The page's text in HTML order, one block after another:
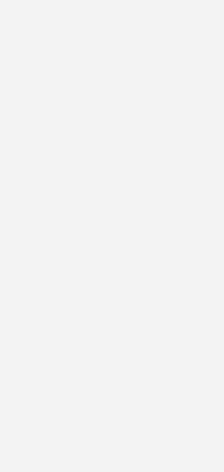
fürs
Eine intelligente
eine Überlastung des
das Lademanagement